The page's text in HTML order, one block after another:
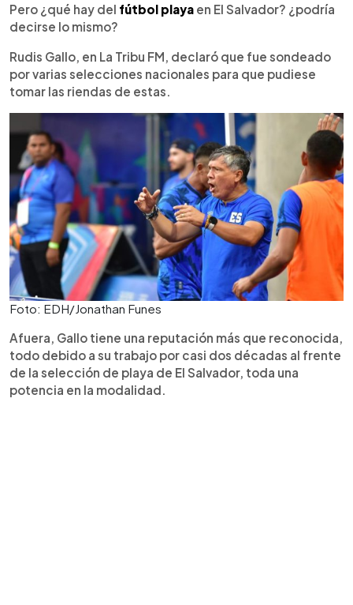
Pero ¿qué hay del fútbol playa en El Salvador? ¿podría
decirse lo mismo?
Rudis Gallo, en La Tribu FM, declaró que fue sondeado
por varias selecciones nacionales para que pudiese
tomar las riendas de estas.
Foto: EDH/Jonathan Funes
Afuera, Gallo tiene una reputación más que reconocida,
todo debido a su trabajo por casi dos décadas al frente
de la selección de playa de El Salvador, toda una
potencia en la modalidad.